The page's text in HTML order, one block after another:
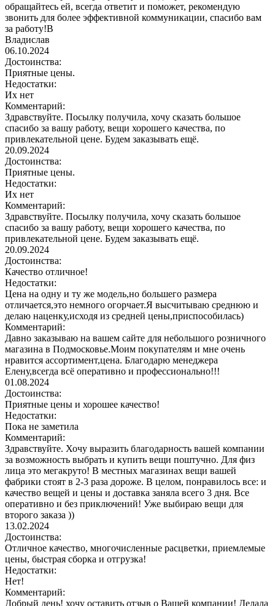
обращайтесь ей, всегда ответит и поможет, рекомендую
звонить для более эффективной коммуникации, спасибо вам
за работу!В
Владислав
06.10.2024
Достоинства:
Приятные цены.
Недостатки:
Их нет
Комментарий:
Здравствуйте. Посылку получила, хочу сказать большое
спасибо за вашу работу, вещи хорошего качества, по
привлекательной цене. Будем заказывать ещё.
20.09.2024
Достоинства:
Приятные цены.
Недостатки:
Их нет
Комментарий:
Здравствуйте. Посылку получила, хочу сказать большое
спасибо за вашу работу, вещи хорошего качества, по
привлекательной цене. Будем заказывать ещё.
20.09.2024
Достоинства:
Качество отличное!
Недостатки:
Цена на одну и ту же модель,но большего размера
отличается,это немного огорчает.Я высчитываю среднюю и
делаю наценку,исходя из средней цены,приспособилась)
Комментарий:
Давно заказываю на вашем сайте для небольшого розничного
магазина в Подмосковье.Моим покупателям и мне очень
нравится ассортимент,цена. Благодарю менеджера
Елену,всегда всё оперативно и профессионально!!!
01.08.2024
Достоинства:
Приятные цены и хорошее качество!
Недостатки:
Пока не заметила
Комментарий:
Здравствуйте. Хочу выразить благодарность вашей компании
за возможность выбрать и купить вещи поштучно. Для физ
лица это мегакруто! В местных магазинах вещи вашей
фабрики стоят в 2-3 раза дороже. В целом, понравилось все: и
качество вещей и цены и доставка заняла всего 3 дня. Все
оперативно и без приключений! Уже выбираю вещи для
второго заказа ))
13.02.2024
Достоинства:
Отличное качество, многочисленные расцветки, приемлемые
цены, быстрая сборка и отгрузка!
Недостатки:
Нет!
Комментарий:
Добрый день! хочу оставить отзыв о Вашей компании! Делала